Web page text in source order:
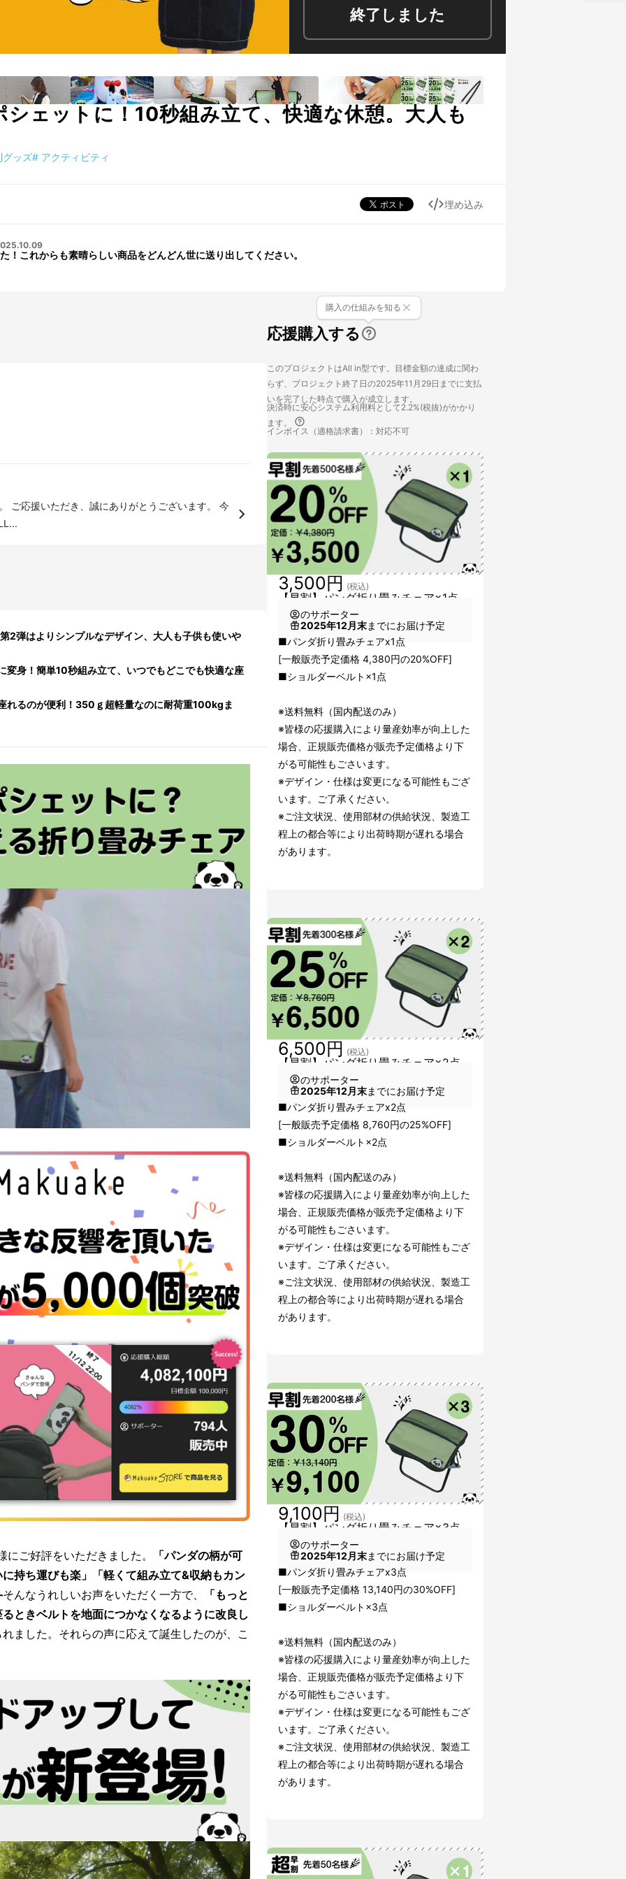
終了しました
ェットに！10秒組み立て、快適な休憩。大人も
グッズ# アクティビティ
埋め込み
！これからも素晴らしい商品をどんどん世に送り出してください。
ご応援いただき、誠にありがとうございます。 今
2弾はよりシンプルなデザイン、大人も子供も使いや
変身！簡単10秒組み立て、いつでもどこでも快適な座
れるのが便利！350ｇ超軽量なのに耐荷重100kgま
ご好評をいただきました。
「パンダの柄が可
持ち運びも楽」「軽くて組み立て&収納もカン
そんなうれしいお声をいただく一方で、
「もっと
ときベルトを地面につかなくなるように改良し
ました。それらの声に応えて誕生したのが、こ
応援購入する
購入の仕組みを知る
このプロジェクトはAll in型です。目標金額の達成に関わ
らず、プロジェクト終了日の2025年11月29日までに支払
いを完了した時点で購入が成立します。
決済時に安心システム利用料として2.2%(税抜)がかかり
ます。
インボイス（適格請求書）：対応不可
【早割】パンダ折り畳みチェア×1点
3,500円 (税込)
のサポーター
2025年12月末までにお届け予定
■パンダ折り畳みチェアx1点
[一般販売予定価格 4,380円の20%OFF]
■ショルダーベルト×1点
※送料無料（国内配送のみ）
※皆様の応援購入により量産効率が向上した
場合、正規販売価格が販売予定価格より下
がる可能性もごさいます。
※デザイン・仕様は変更になる可能性もござ
います。ご了承ください。
※ご注文状況、使用部材の供給状況、製造工
程上の都合等により出荷時期が遅れる場合
があります。
【早割】パンダ折り畳みチェア×2点
6,500円 (税込)
のサポーター
2025年12月末までにお届け予定
■パンダ折り畳みチェアx2点
[一般販売予定価格 8,760円の25%OFF]
■ショルダーベルト×2点
※送料無料（国内配送のみ）
※皆様の応援購入により量産効率が向上した
場合、正規販売価格が販売予定価格より下
がる可能性もごさいます。
※デザイン・仕様は変更になる可能性もござ
います。ご了承ください。
※ご注文状況、使用部材の供給状況、製造工
程上の都合等により出荷時期が遅れる場合
があります。
【早割】パンダ折り畳みチェア×3点
9,100円 (税込)
のサポーター
2025年12月末までにお届け予定
■パンダ折り畳みチェアx3点
[一般販売予定価格 13,140円の30%OFF]
■ショルダーベルト×3点
※送料無料（国内配送のみ）
※皆様の応援購入により量産効率が向上した
場合、正規販売価格が販売予定価格より下
がる可能性もごさいます。
※デザイン・仕様は変更になる可能性もござ
います。ご了承ください。
※ご注文状況、使用部材の供給状況、製造工
程上の都合等により出荷時期が遅れる場合
があります。